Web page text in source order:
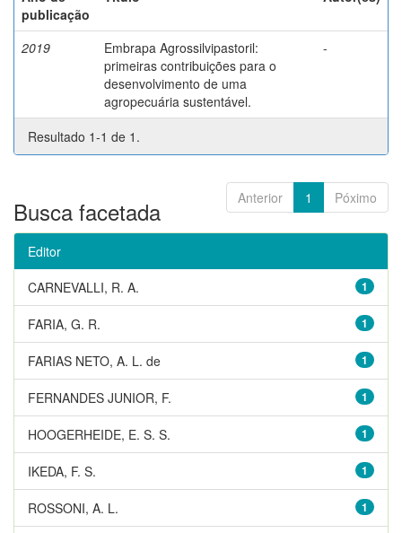
publicação
2019
Embrapa Agrossilvipastoril:
primeiras contribuições para o
desenvolvimento de uma
agropecuária sustentável.
-
Resultado 1-1 de 1.
Anterior 1 Póximo
Busca facetada
Editor
1
CARNEVALLI, R. A.
1
FARIA, G. R.
1
FARIAS NETO, A. L. de
1
FERNANDES JUNIOR, F.
1
HOOGERHEIDE, E. S. S.
1
IKEDA, F. S.
1
ROSSONI, A. L.